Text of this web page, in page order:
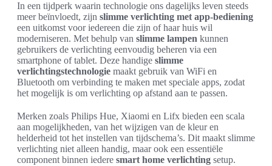
In een tijdperk waarin technologie ons dagelijks leven steeds
meer beïnvloedt, zijn slimme verlichting met app-bediening
een uitkomst voor iedereen die zijn of haar huis wil
moderniseren. Met behulp van slimme lampen kunnen
gebruikers de verlichting eenvoudig beheren via een
smartphone of tablet. Deze handige slimme
verlichtingstechnologie maakt gebruik van WiFi en
Bluetooth om verbinding te maken met speciale apps, zodat
het mogelijk is om verlichting op afstand aan te passen.
Merken zoals Philips Hue, Xiaomi en Lifx bieden een scala
aan mogelijkheden, van het wijzigen van de kleur en
helderheid tot het instellen van tijdschema’s. Dit maakt slimme
verlichting niet alleen handig, maar ook een essentiële
component binnen iedere smart home verlichting setup.